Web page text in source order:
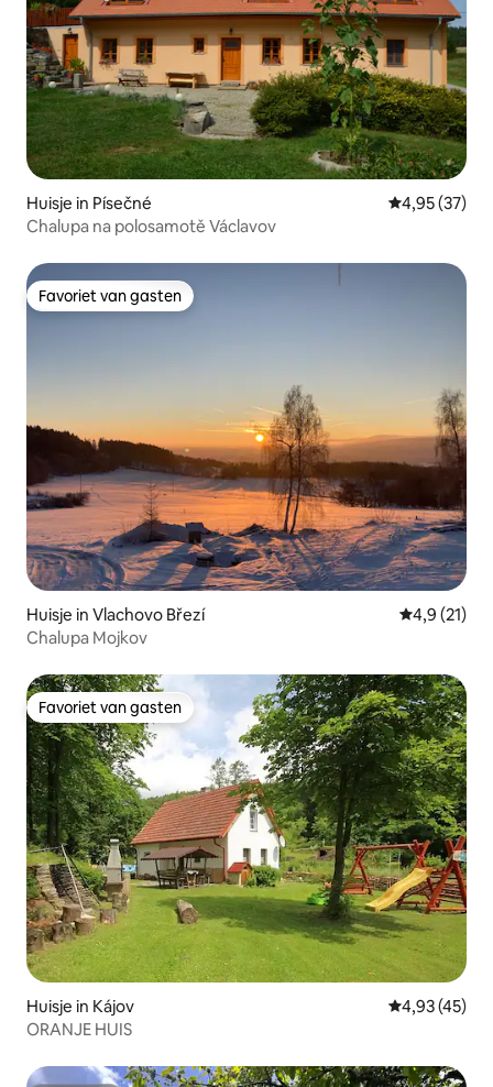
Huisje in Písečné Gemiddelde
4,95 (37)
Chalupa na polosamotě Václavov
Favoriet van gasten
Favoriet van gasten
Huisje in Vlachovo Březí
4,9 (21)
Chalupa Mojkov
Favoriet van gasten
Favoriet van gasten
Huisje in Kájov Gemiddelde
4,93 (45)
ORANJE HUIS